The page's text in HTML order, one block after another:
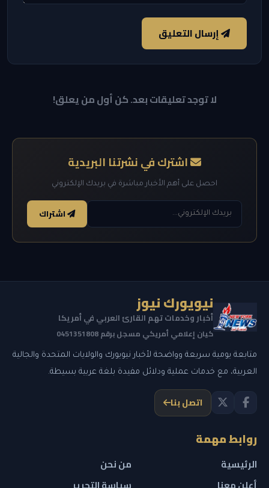
إرسال التعليق
لا توجد تعليقات بعد. كن أول من يعلق!
اشترك في نشرتنا البريدية
احصل على أهم الأخبار مباشرة في بريدك الإلكتروني
اشتراك
نيويورك نيوز
أخبار وخدمات تهم القارئ العربي في أمريكا
كيان إعلامي أمريكي مسجل برقم 0451351808
متابعة يومية سريعة وواضحة لأخبار نيويورك والولايات المتحدة والجالية
العربية، مع خدمات عملية ودلائل مفيدة بلغة عربية بسيطة.
اتصل بنا
روابط مهمة
الرئيسية
من نحن